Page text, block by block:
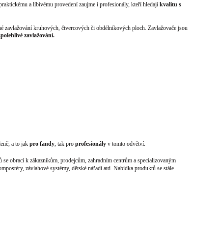
a líbivému provedení zaujme i profesionály, kteří hledajíkvalitu s
zavlažování kruhových, čtvercových či obdélníkových ploch. Zavlažovače jsou
zavlažování.
a to jak pro fandy, tak pro profesionályv tomto odvětví.
obrací k zákazníkům, prodejcům, zahradním centrům a specializovaným
závlahové systémy, dětské nářadí atd. Nabídka produktů se stále